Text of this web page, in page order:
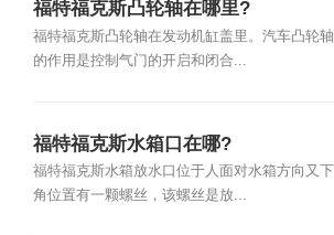
福特福克斯凸轮轴在哪里?
福特福克斯凸轮轴在发动机缸盖里。汽车凸轮轴
的作用是控制气门的开启和闭合...
福特福克斯水箱口在哪?
福特福克斯水箱放水口位于人面对水箱方向又下
角位置有一颗螺丝，该螺丝是放...